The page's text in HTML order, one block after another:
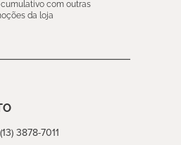
com outras
da loja
3878-7011